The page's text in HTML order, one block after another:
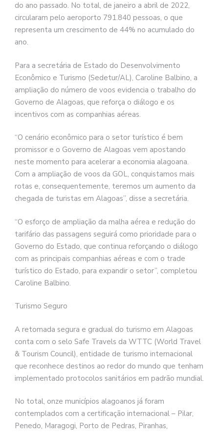
do ano passado. No total, de janeiro a abril de 2022,
circularam pelo aeroporto 791.840 pessoas, o que
representa um crescimento de 44% no acumulado do
ano.
Para a secretária de Estado do Desenvolvimento
Econômico e Turismo (Sedetur/AL), Caroline Balbino, a
ampliação do número de voos evidencia o trabalho do
Governo de Alagoas, que reforça o diálogo e os
incentivos com as companhias aéreas.
“O cenário econômico para o setor turístico é bem
promissor e o Governo de Alagoas vem apostando
neste momento para acelerar a economia alagoana.
Com a ampliação de voos da GOL, conquistamos mais
rotas e, consequentemente, teremos um aumento da
chegada de turistas em Alagoas”, disse a secretária.
“O esforço de ampliação da malha aérea e redução do
tarifário das passagens seguirá como prioridade para o
Governo do Estado, que continua reforçando o diálogo
com as principais companhias aéreas e com o trade
turístico do Estado, para expandir o setor”, completou
Caroline Balbino.
Turismo Seguro
A retomada segura e gradual do turismo em Alagoas
conta com o selo Safe Travels da WTTC (World Travel
& Tourism Council), entidade de turismo internacional
que reconhece destinos ao redor do mundo que tenham
implementado protocolos sanitários em padrão mundial.
No total, onze municípios alagoanos já foram
contemplados com a certificação internacional – Pilar,
Penedo, Maragogi, Porto de Pedras, Piranhas,